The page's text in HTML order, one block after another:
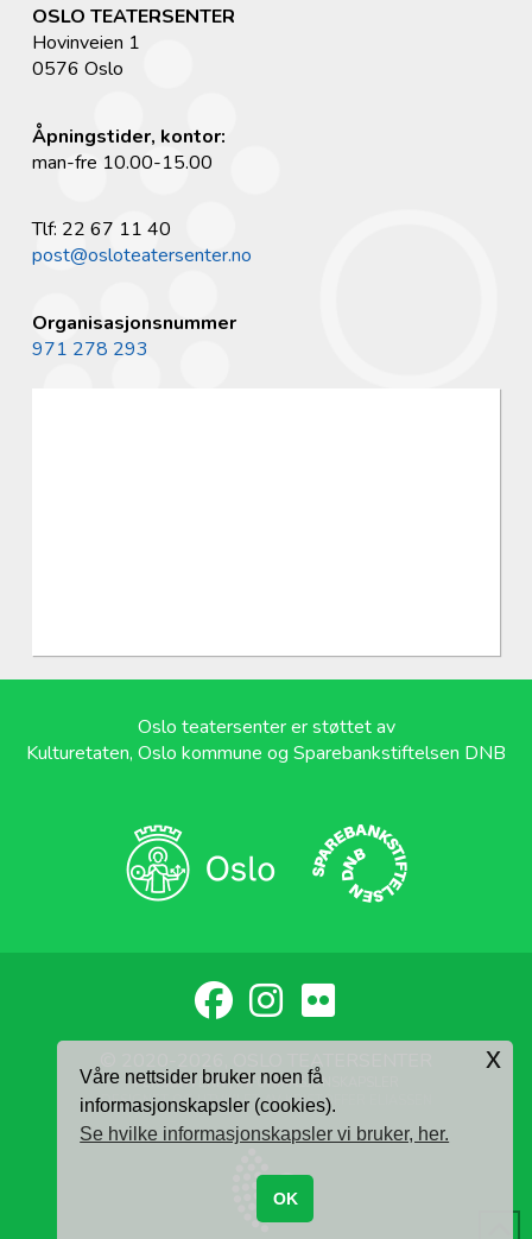
OSLO TEATERSENTER
Hovinveien 1
0576 Oslo
Åpningstider, kontor:
man-fre 10.00-15.00
Tlf: 22 67 11 40
post@osloteatersenter.no
Organisasjonsnummer
971 278 293
Oslo teatersenter er støttet av
Kulturetaten, Oslo kommune og Sparebankstiftelsen DNB
© 2020-2026, OSLO TEATERSENTER
PERSONVERN|INFORMASJONSKAPSLER
DESIGNET OG UTVIKLET AVKRISTOFFER ELIASSEN
Våre nettsider bruker noen få
informasjonskapsler (cookies).
Se hvilke informasjonskapsler vi bruker, her.
OK
x